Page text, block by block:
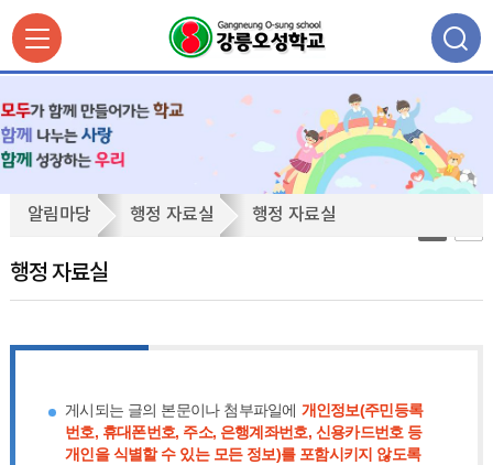
자
료
알림마당 행정 자료실 행정 자료실
행정 자료실
게시되는 글의 본문이나 첨부파일에 개인정보(주민등록
번호, 휴대폰번호, 주소, 은행계좌번호, 신용카드번호 등
개인을 식별할 수 있는 모든 정보)를 포함시키지 않도록